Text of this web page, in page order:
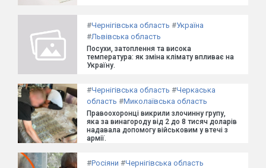
#Чернігівська область #Україна
#Львівська область
Посухи, затоплення та висока
температура: як зміна клімату впливає на
Україну.
#Чернігівська область #Черкаська
область #Миколаївська область
Правоохоронці викрили злочинну групу,
яка за винагороду від 2 до 8 тисяч доларів
надавала допомогу військовим у втечі з
армії.
#Росіяни #Чернігівська область